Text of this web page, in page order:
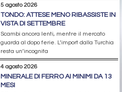
5 agosto 2026
TONDO: ATTESE MENO RIBASSISTE IN
VISTA DI SETTEMBRE
Scambi ancora lenti, mentre il mercato
guarda al dopo ferie. L’import dalla Turchia
resta un’incognita
4 agosto 2026
MINERALE DI FERRO AI MINIMI DA 13
MESI